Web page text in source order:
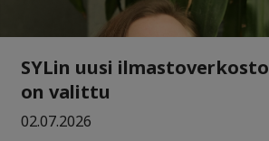
SYLin uusi ilmastoverkosto
on valittu
02.07.2026